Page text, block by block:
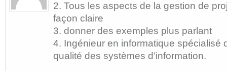
2. Tous les aspects de la gestion de
façon claire
3. donner des exemples plus parlant
4. Ingénieur en informatique spécialisé
qualité des systèmes d’information.